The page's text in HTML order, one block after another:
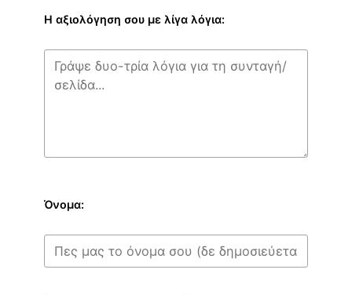
Η αξιολόγηση σου με λίγα λόγια:
Όνομα: